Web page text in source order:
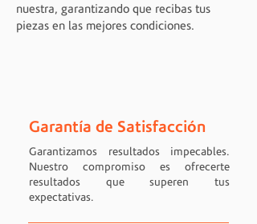
nuestra, garantizando que recibas tus
piezas en las mejores condiciones.
Garantía de Satisfacción
Garantizamos resultados impecables.
Nuestro compromiso es ofrecerte
resultados que superen tus
expectativas.